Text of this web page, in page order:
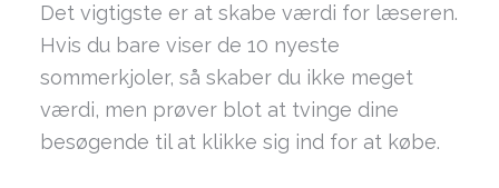
Det vigtigste er at skabe værdi for læseren.
Hvis du bare viser de 10 nyeste
sommerkjoler, så skaber du ikke meget
værdi, men prøver blot at tvinge dine
besøgende til at klikke sig ind for at købe.